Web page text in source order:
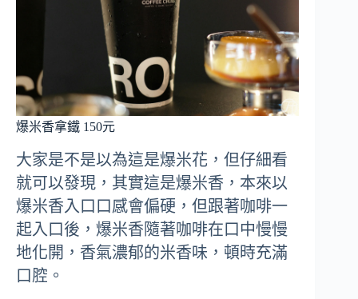
爆米香拿鐵 150元
大家是不是以為這是爆米花，但仔細看
就可以發現，其實這是爆米香，本來以
爆米香入口口感會偏硬，但跟著咖啡一
起入口後，爆米香隨著咖啡在口中慢慢
地化開，香氣濃郁的米香味，頓時充滿
口腔。